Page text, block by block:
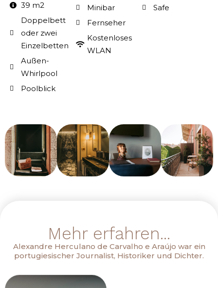
39 m2
Doppelbett
oder zwei
Einzelbetten
Außen-
Whirlpool
Poolblick
Minibar
Fernseher
Kostenloses
WLAN
Safe
Mehr erfahren...
Alexandre Herculano de Carvalho e Araújo war ein
portugiesischer Journalist, Historiker und Dichter.